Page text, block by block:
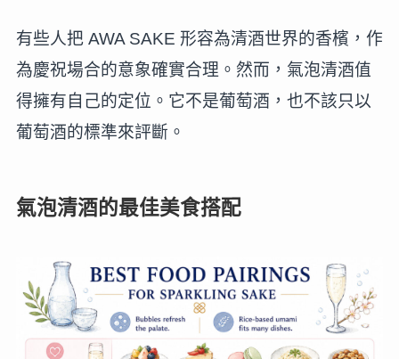
有些人把 AWA SAKE 形容為清酒世界的香檳，作
為慶祝場合的意象確實合理。然而，氣泡清酒值
得擁有自己的定位。它不是葡萄酒，也不該只以
葡萄酒的標準來評斷。
氣泡清酒的最佳美食搭配